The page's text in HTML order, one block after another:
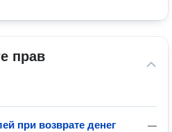
прав
—
при возврате денег